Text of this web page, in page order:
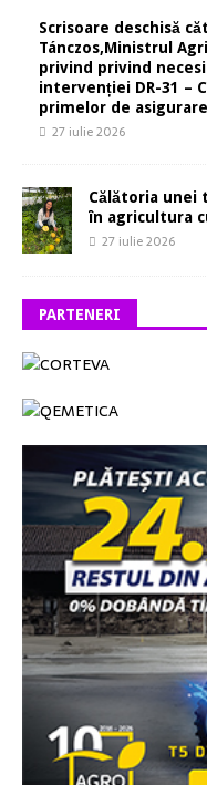
Scrisoare deschisă
Tánczos,Ministrul
privind privind
intervenției DR-31 –
primelor de asigurare
27 iulie 2026
Călătoria unei
în agricultura
27 iulie 2026
PARTENERI